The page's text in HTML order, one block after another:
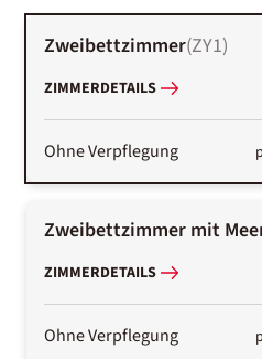
Zweibettzimmer(ZY1)
ZIMMERDETAILS
Ohne Verpflegung
Zweibettzimmer mit
ZIMMERDETAILS
Ohne Verpflegung